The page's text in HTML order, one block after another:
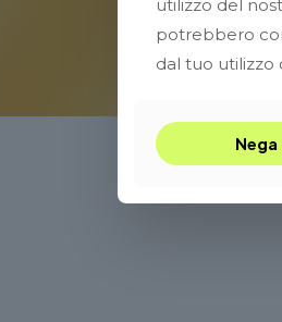
utilizzo del
potrebbero
dal tuo utilizzo
Nega